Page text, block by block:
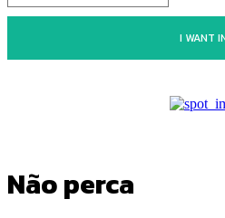
I WANT
Não perca